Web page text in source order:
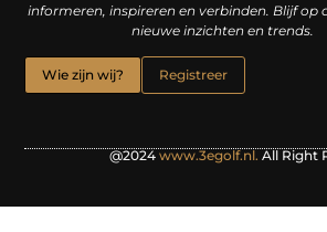
informeren, inspireren en verbinden. Blijf op
nieuwe inzichten en trends.
Wie zijn wij? Registreer
@2024www.3egolf.nl.All Right